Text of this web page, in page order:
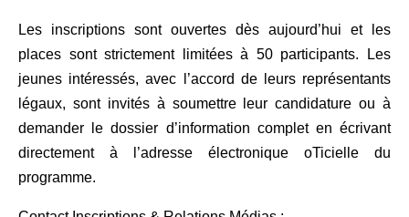
Les inscriptions sont ouvertes dès aujourd’hui et les
places sont strictement limitées à 50 participants. Les
jeunes intéressés, avec l’accord de leurs représentants
légaux, sont invités à soumettre leur candidature ou à
demander le dossier d’information complet en écrivant
directement à l’adresse électronique oTicielle du
programme.